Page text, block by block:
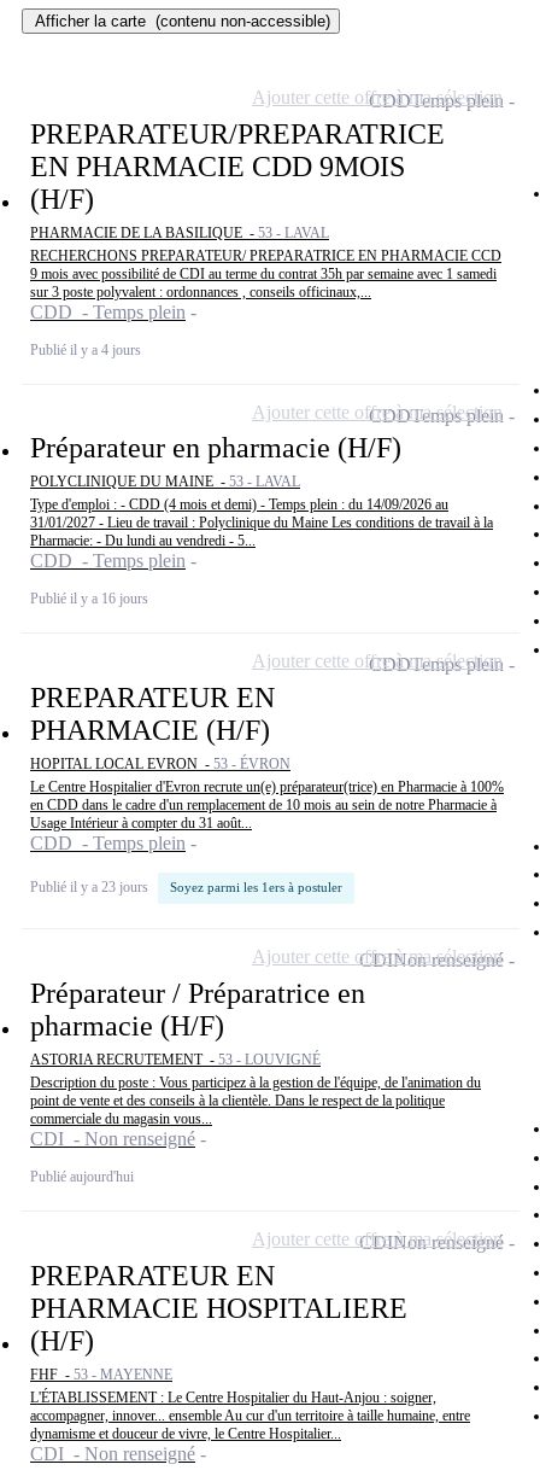
Afficher la carte (contenu non-accessible)
PREPARATEUR/PREPARATRICE
EN PHARMACIE CDD 9MOIS
(H/F)
PHARMACIE DE LA BASILIQUE - 53 - LAVAL
RECHERCHONS PREPARATEUR/ PREPARATRICE EN PHARMACIE CCD
9 mois avec possibilité de CDI au terme du contrat 35h par semaine avec 1 samedi
sur 3 poste polyvalent : ordonnances , conseils officinaux,...
CDD - Temps plein
Publié il y a 4 jours
CDDTemps plein
Ajouter cette offre à ma sélection
Préparateur en pharmacie (H/F)
POLYCLINIQUE DU MAINE - 53 - LAVAL
Type d'emploi : - CDD (4 mois et demi) - Temps plein : du 14/09/2026 au
31/01/2027 - Lieu de travail : Polyclinique du Maine Les conditions de travail à la
Pharmacie: - Du lundi au vendredi - 5...
CDD - Temps plein
Publié il y a 16 jours
CDDTemps plein
Ajouter cette offre à ma sélection
PREPARATEUR EN
PHARMACIE (H/F)
HOPITAL LOCAL EVRON - 53 - ÉVRON
Le Centre Hospitalier d'Evron recrute un(e) préparateur(trice) en Pharmacie à 100%
en CDD dans le cadre d'un remplacement de 10 mois au sein de notre Pharmacie à
Usage Intérieur à compter du 31 août...
CDD - Temps plein
Publié il y a 23 jours Soyez parmi les 1ers à postuler
CDDTemps plein
Ajouter cette offre à ma sélection
Préparateur / Préparatrice en
pharmacie (H/F)
ASTORIA RECRUTEMENT - 53 - LOUVIGNÉ
Description du poste : Vous participez à la gestion de l'équipe, de l'animation du
point de vente et des conseils à la clientèle. Dans le respect de la politique
commerciale du magasin vous...
CDI - Non renseigné
Publié aujourd'hui
CDINon renseigné
Ajouter cette offre à ma sélection
PREPARATEUR EN
PHARMACIE HOSPITALIERE
(H/F)
FHF - 53 - MAYENNE
L'ÉTABLISSEMENT : Le Centre Hospitalier du Haut-Anjou : soigner,
accompagner, innover... ensemble Au cur d'un territoire à taille humaine, entre
dynamisme et douceur de vivre, le Centre Hospitalier...
CDI - Non renseigné
CDINon renseigné
Ajouter cette offre à ma sélection